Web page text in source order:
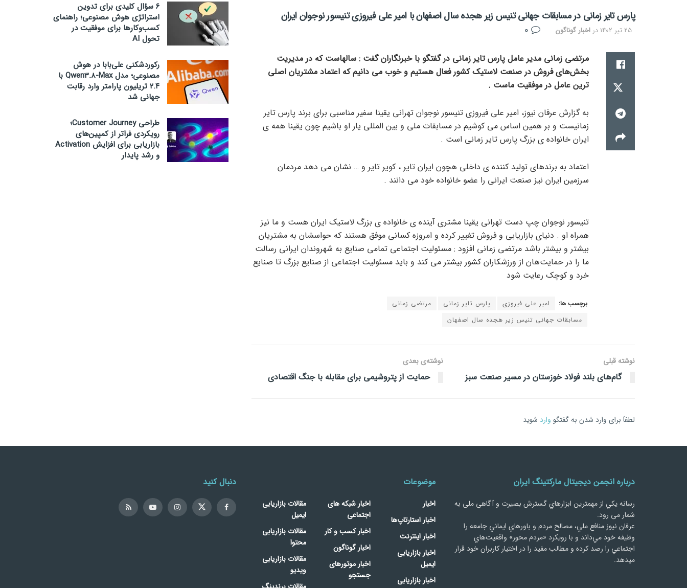
پارس تایر زمانی در مسابقات جهانی تنیس زیر هجده سال اصفهان با امیر علی فیروزی تنیسور نوجوان ایران
25 تیر 1402 دراخبار گوناگون
مرتضی زمانی مدیر عامل پارس تایر زمانی در گفتگو با خبرنگاران گفت : سالهاست که در مدیریت
بخش‌های فروش در صنعت لاستیک کشور فعال هستیم و خوب می دانیم که اعتماد مشتریان اصلی
ترین عامل در موفقیت ماست .
به گزارش عرفان نیوز، امیر علی فیروزی تنیسور نوجوان تهرانی یقینا سفیر مناسبی برای برند پارس تایر
زمانیست و بر همین اساس می کوشیم در مسابقات ملی و بین المللی یار او باشیم چون یقینا همه ی
ایران خانواده ی بزرگ پارس تایر زمانی است .
اعتماد به برندهای تولید کننده ی داخلی هچون ایران تایر ، کویر تایر و … نشان می دهد مردمان
سرزمین ایران نیز صنعت ایرانی را عضو خانواده خود می دانند .
تنیسور نوجوان چپ دست تهرانی یقینا مشتری آینده ی خانواده ی بزرگ لاستیک ایران هست و ما نیز
همراه او . دنیای بازاریابی و فروش تغییر کرده و امروزه کسانی موفق هستند که حواسشان به مشتریان
بیشتر و بیشتر باشد مرتضی زمانی افزود : مسئولیت اجتماعی تمامی صنایع به شهروندان ایرانی رسالت
ما را در حمایت‌هان از ورزشکاران کشور بیشتر می کند و باید مسئولیت اجتماعی از صنایع بزرگ تا صنایع
خرد و کوچک رعایت شود
برچسب ها: امیر علی فیروزی پارس تایر زمانی
مرتضی زمانی
مسابقات جهانی تنیس زیر هجده سال اصفهان
نوشته قبلی
گام‌های بلند فولاد خوزستان در مسیر صنعت سبز
نوشته‌ی بعدی
حمایت از پتروشیمی برای مقابله با جنگ اقتصادی
لطفاَ برای وارد شدن به گفتگو وارد شوید
۶ سؤال کلیدی برای تدوین
استراتژی هوش مصنوعی؛ راهنمای
کسب‌وکارها برای موفقیت در
تحول AI
رکوردشکنی علی‌بابا در هوش
مصنوعی؛ مدل Qwen3.8-Max با
۲.۴ تریلیون پارامتر وارد رقابت
جهانی شد
طراحی Customer Journey؛
رویکردی فراتر از کمپین‌های
بازاریابی برای افزایش Activation
و رشد پایدار
درباره انجمن دیجیتال مارکتینگ ایران
رسانه يكي از مهمترین ابزارهاي گسترش بصیرت و آگاهی ملی به
شمار می رود.
عرفان نیوز منافع ملي، مصالح مردم و باورهاي ايماني جامعه را
وظيفه خود مي‌داند و با رويكرد «مردم‌ محور» واقعيت‌هاي
اجتماعي را رصد کرده و مطالب مفید را در اختیار کاربران خود قرار
میدهد.
موضوعات
اخبار
اخبار استارتاپ‌ها
اخبار اینترنت
اخبار بازاریابی
ایمیل
اخبار بازاریابی
اخبار شبکه های
اجتماعی
اخبار کسب و کار
اخبار گوناگون
اخبار موتورهای
جستجو
مقالات بازاریابی
ایمیل
مقالات بازاریابی
محتوا
مقالات بازاریابی
ویدیو
دنبال کنید